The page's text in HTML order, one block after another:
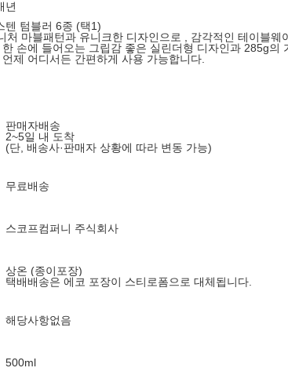
년
텐 텀블러 6종 (택1)
처 마블패턴과 유니크한 디자인으로 , 감각적인 테이블웨
손에 들어오는 그립감 좋은 실린더형 디자인과 285g의
제 어디서든 간편하게 사용 가능합니다.
판매자배송
2~5일 내 도착
(단, 배송사·판매자 상황에 따라 변동 가능)
무료배송
스코프컴퍼니 주식회사
상온 (종이포장)
택배배송은 에코 포장이 스티로폼으로 대체됩니다.
해당사항없음
500ml